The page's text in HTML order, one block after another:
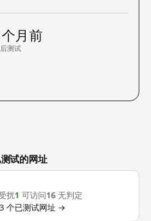
个月前
测试
试的网址
扰1 可访问16 无判定
个已测试网址 →